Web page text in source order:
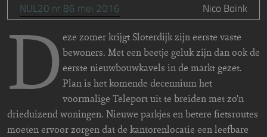
NUL20 nr 86 mei 2016 Nico Boink
D eze zomer krijgt Sloterdijk zijn eerste vaste
bewoners. Met een beetje geluk zijn dan ook de
eerste nieuwbouwkavels in de markt gezet.
Plan is het komende decennium het
voormalige Teleport uit te breiden met zo’n
drieduizend woningen. Nieuwe parkjes en betere fietsroutes
moeten ervoor zorgen dat de kantorenlocatie een leefbare